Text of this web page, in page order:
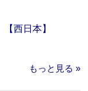
西日本】
もっと見る »